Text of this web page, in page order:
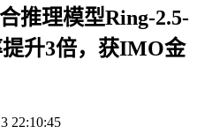
推理模型Ring-2.5-
升3倍，获IMO金
22:10:45